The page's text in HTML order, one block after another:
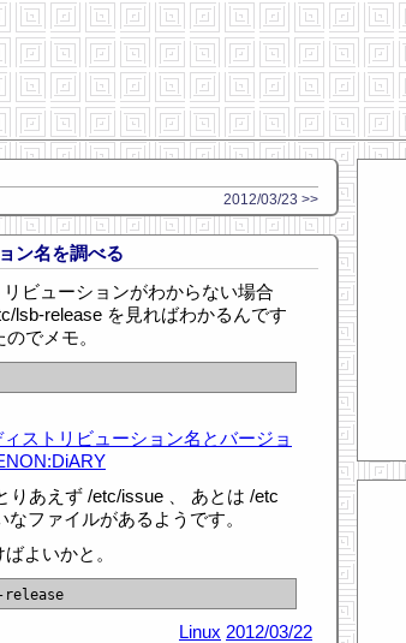
2012/03/23 >>
ン名を調べる
ビューションがわからない場合
lsb-release を見ればわかるんです
でメモ。
ストリビューション名とバージョ
りあえず /etc/issue 、 あとは /etc
ファイルがあるようです。
よいかと。
Linux 2012/03/22